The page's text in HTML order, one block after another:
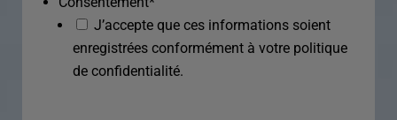
J’accepte que ces informations soient
enregistrées conformément à votre politique
de confidentialité.